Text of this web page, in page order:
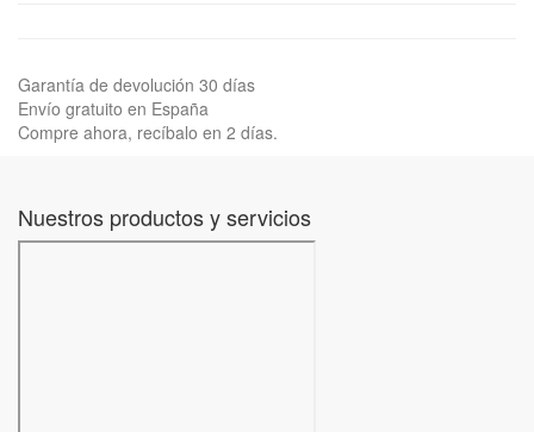
Garantía de devolución 30 días
Envío gratuito en España
Compre ahora, recíbalo en 2 días.
Nuestros productos y servicios